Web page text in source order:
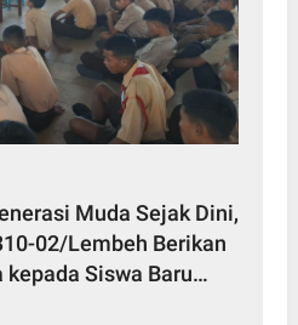
Muda Sejak Dini,
02/Lembeh Berikan
Siswa Baru
Kegiatan MPLS